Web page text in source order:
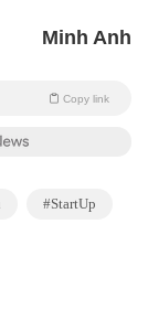
Minh Anh
Copy link
StartUp